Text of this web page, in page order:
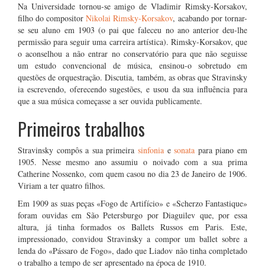
Na Universidade tornou-se amigo de Vladimir Rimsky-Korsakov,
filho do compositor Nikolai Rimsky-Korsakov, acabando por tornar-
se seu aluno em 1903 (o pai que faleceu no ano anterior deu-lhe
permissão para seguir uma carreira artística). Rimsky-Korsakov, que
o aconselhou a não entrar no conservatório para que não seguisse
um estudo convencional de música, ensinou-o sobretudo em
questões de orquestração. Discutia, também, as obras que Stravinsky
ia escrevendo, oferecendo sugestões, e usou da sua influência para
que a sua música começasse a ser ouvida publicamente.
Primeiros trabalhos
Stravinsky compôs a sua primeira sinfonia esonata para piano em
1905. Nesse mesmo ano assumiu o noivado com a sua prima
Catherine Nossenko, com quem casou no dia 23 de Janeiro de 1906.
Viriam a ter quatro filhos.
Em 1909 as suas peças «Fogo de Artifício» e «Scherzo Fantastique»
foram ouvidas em São Petersburgo por Diaguilev que, por essa
altura, já tinha formados os Ballets Russos em Paris. Este,
impressionado, convidou Stravinsky a compor um ballet sobre a
lenda do «Pássaro de Fogo», dado que Liadov não tinha completado
o trabalho a tempo de ser apresentado na época de 1910.